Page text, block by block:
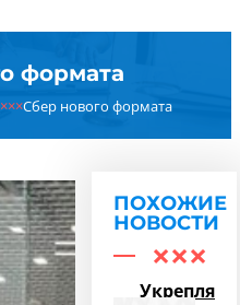
формата
×××Сбер нового формата
ПОХОЖИЕ
НОВОСТИ
Укрепляем